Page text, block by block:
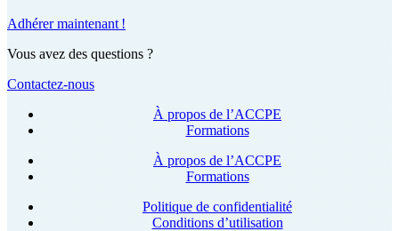
Adhérer maintenant !
Vous avez des questions ?
Contactez-nous
À propos de l’ACCPE
Formations
À propos de l’ACCPE
Formations
Politique de confidentialité
Conditions d’utilisation